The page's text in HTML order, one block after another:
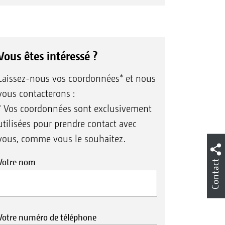
:
plus anciennes
pour des performances
êtes intéressé ?
nous vos coordonnées* et nous
contacterons :
Vos coordonnées sont exclusivement
pour prendre contact avec
comme vous le souhaitez.
nom
numéro de téléphone
Contact